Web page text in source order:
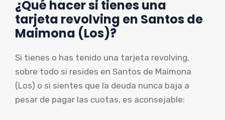
¿Qué hacer si tienes una
tarjeta revolving en Santos de
Maimona (Los)?
Si tienes o has tenido una tarjeta revolving,
sobre todo si resides en Santos de Maimona
(Los) o si sientes que la deuda nunca baja a
pesar de pagar las cuotas, es aconsejable: